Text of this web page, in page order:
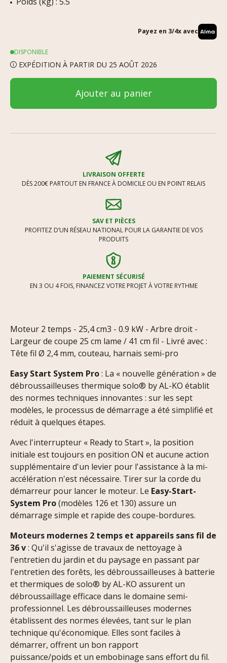
Payez en 3/4x avec
DISPONIBLE
EXPÉDITION À PARTIR DU 25 AOÛT 2026
Ajouter au panier
LIVRAISON OFFERTE
DÈS 200€ PARTOUT EN FRANCE À DOMICILE OU EN POINT RELAIS
SAV ET PIÈCES
PROFITEZ D’UN RÉSEAU NATIONAL POUR LA GARANTIE DE VOS
PRODUITS
PAIEMENT SÉCURISÉ
EN 3 OU 4 FOIS, FINANCEZ VOTRE PROJET À VOTRE RYTHME
Moteur 2 temps - 25,4 cm3 - 0.9 kW - Arbre droit -
Largeur de coupe 25 cm lame / 41 cm fil - Livré avec :
Tête fil Ø 2,4 mm, couteau, harnais semi-pro
Easy Start System Pro: La « nouvelle génération » de
débroussailleuses thermique solo® by AL-KO établit
des normes techniques innovantes : sur les sept
modèles, le processus de démarrage a été simplifié et
réduit à quelques étapes.
Avec l'interrupteur « Ready to Start », la position
initiale est toujours en position ON et aucune action
supplémentaire d'un levier pour l'assistance à la mi-
accélération n'est nécessaire. Tirer sur la corde du
démarreur pour lancer le moteur. Le Easy-Start-
System Pro(modèles 126 et 130) assure un
démarrage simple et rapide des coupe-bordures.
Moteurs modernes 2 temps et appareils sans fil de
36 v: Qu'il s'agisse de travaux de nettoyage à
l'entretien du jardin et du paysage en passant par
l'entretien des forêts, les débroussailleuses à batterie
et thermiques de solo® by AL-KO assurent un
débroussaillage efficace dans le domaine semi-
professionnel. Les débroussailleuses modernes
établissent des normes élevées, tant sur le plan
technique qu'économique. Elles sont faciles à
démarrer, offrent un bon rapport
puissance/poids et un embobinage sans effort du fil.